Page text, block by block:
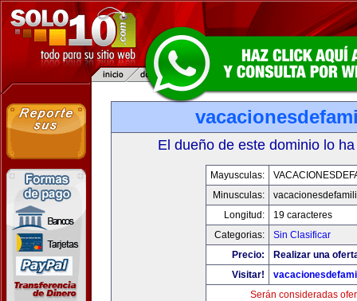
El dueño de este dominio lo
Mayusculas:
Minusculas:
Longitud:
19 caracteres
Categorias:
Sin Clasificar
Precio:
Realizar una
Visitar!
Serán consideradas